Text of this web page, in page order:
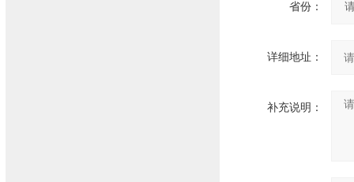
省份：
详细地址：
补充说明：